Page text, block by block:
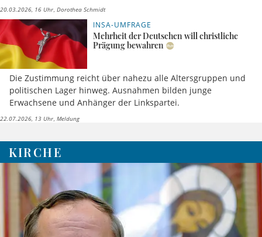
20.03.2026, 16 Uhr Dorothea Schmidt
INSA-UMFRAGE
Mehrheit der Deutschen will christliche
Prägung bewahren
Die Zustimmung reicht über nahezu alle Altersgruppen und
politischen Lager hinweg. Ausnahmen bilden junge
Erwachsene und Anhänger der Linkspartei.
22.07.2026, 13 Uhr Meldung
KIRCHE